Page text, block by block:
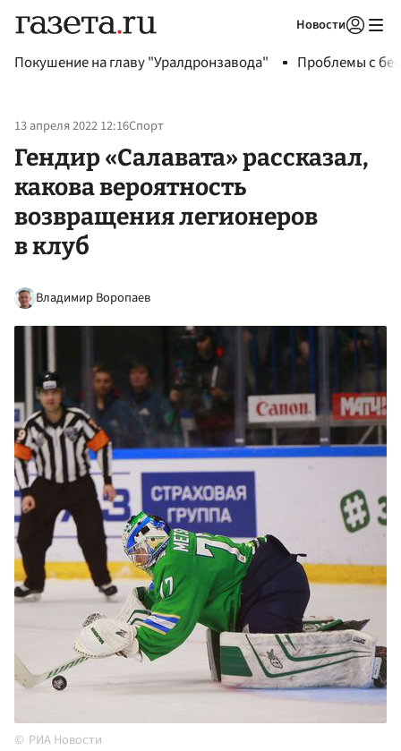
Новости
Покушение на главу "Уралдронзавода" Проблемы с
13 апреля 2022 12:16Спорт
Гендир «Салавата» рассказал,
какова вероятность
возвращения легионеров
в клуб
Владимир Воропаев
РИА Новости